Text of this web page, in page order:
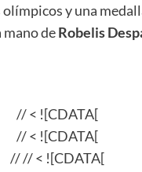
y una
deRobelis
// < ![CDATA[
// < ![CDATA[
// // < ![CDATA[